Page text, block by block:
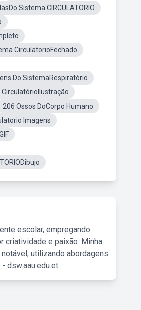
Sistema CIRCULATORIO
CirculatorioFechado
Do SistemaRespiratório
206 Ossos DoCorpo Humano
Imagens
escolar, empregando
criatividade e paixão. Minha
utilizando abordagens
dsw.aau.edu.et.